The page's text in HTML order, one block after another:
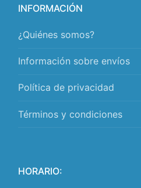
INFORMACIÓN
¿Quiénes somos?
Información sobre envíos
Política de privacidad
Términos y condiciones
HORARIO: